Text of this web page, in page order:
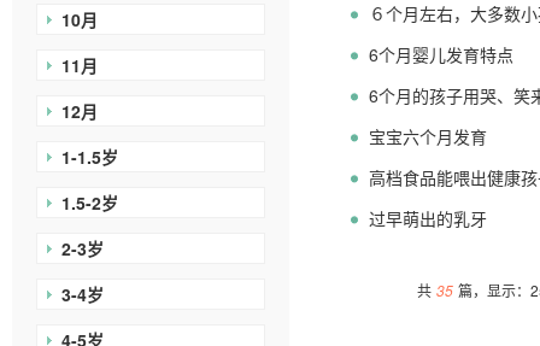
10月
11月
12月
1-1.5岁
1.5-2岁
2-3岁
3-4岁
4-5岁
６个月左右，大多数
6个月婴儿发育特点
6个月的孩子用哭、笑
宝宝六个月发育
高档食品能喂出健康
过早萌出的乳牙
共 35 篇，显示：